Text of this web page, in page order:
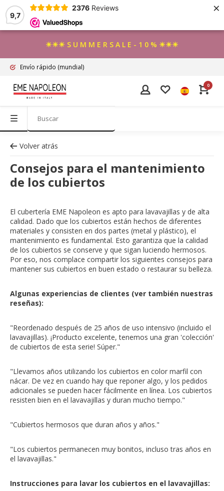
9,7
2376 Reviews ×
☀☀☀ S U M M E R S A L E - 1 0 % ☀☀☀
Envío rápido (mundial)
0
Volver atrás
Consejos para el mantenimiento
de los cubiertos
El cubertería EME Napoleon es apto para lavavajillas y de alta
calidad. Dado que los cubiertos están hechos de diferentes
materiales y consisten en dos partes (metal y plástico), el
mantenimiento es fundamental. Esto garantiza que la calidad
de los cubiertos se conserve y que sigan luciendo hermosos.
Por eso, nos complace compartir los siguientes consejos para
mantener sus cubiertos en buen estado o restaurar su belleza.
Algunas experiencias de clientes (ver también nuestras
reseñas):
"Reordenado después de 25 años de uso intensivo (incluido el
lavavajillas). ¡Producto excelente, tenemos una gran 'colección'
de cubiertos de esta serie! Súper."
"Llevamos años utilizando los cubiertos en color marfil con
nácar. De vez en cuando hay que reponer algo, y los pedidos
adicionales se pueden hacer fácilmente en línea. Los cubiertos
resisten bien en el lavavajillas y duran mucho tiempo."
"Cubiertos hermosos que duran años y años."
"Los cubiertos permanecen muy bonitos, incluso tras años en
el lavavajillas."
Instrucciones para lavar los cubiertos en el lavavajillas: